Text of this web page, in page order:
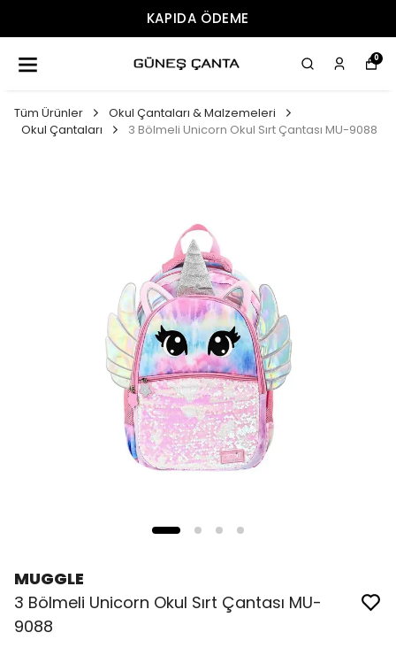
KAPIDA ÖDEME
0
Tüm Ürünler
Okul Çantaları & Malzemeleri
Okul Çantaları
3 Bölmeli Unicorn Okul Sırt Çantası MU-9088
MUGGLE
3 Bölmeli Unicorn Okul Sırt Çantası MU-
9088